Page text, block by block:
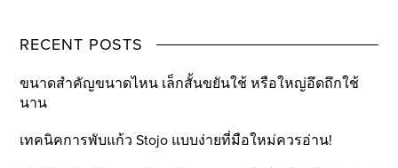
RECENT POSTS
ขนาดสำคัญขนาดไหน เล็กสั้นขยันใช้ หรือใหญ่อึดถึกใช้
นาน
เทคนิคการพับแก้ว Stojo แบบง่ายที่มือใหม่ควรอ่าน!